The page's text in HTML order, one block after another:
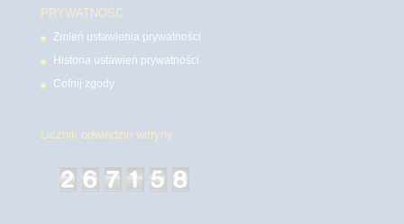
PRYWATNOŚĆ
Zmień ustawienia prywatności
Historia ustawień prywatności
Cofnij zgody
Licznik odwiedzin witryny